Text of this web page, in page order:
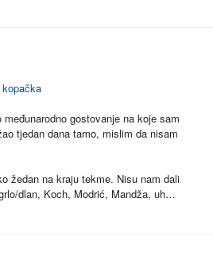
međunarodno gostovanje na koje sam
tjedan dana tamo, mislim da nisam
žedan na kraju tekme. Nisu nam dali
dlan, Koch, Modrić, Mandža, uh…